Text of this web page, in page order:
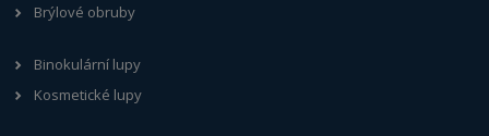
Brýlové obruby
Binokulární lupy
Kosmetické lupy